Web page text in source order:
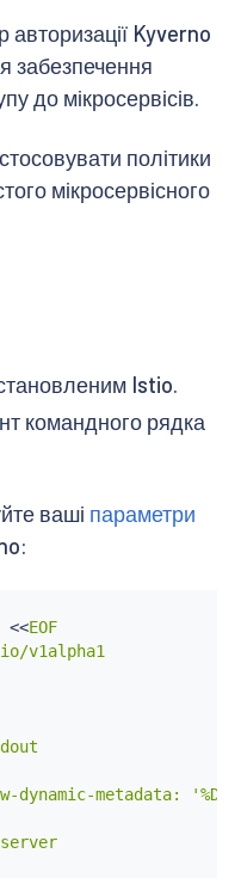
авторизації Kyverno
забезпечення
до мікросервісів.
політики
мікросервісного
Istio.
командного рядка
ваші параметри
<<EOF
v1alpha1
dynamic-metadata: